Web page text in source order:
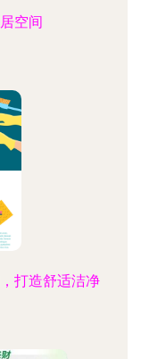
空间
打造舒适洁净